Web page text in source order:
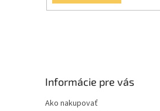
Informácie pre vás
Ako nakupovať